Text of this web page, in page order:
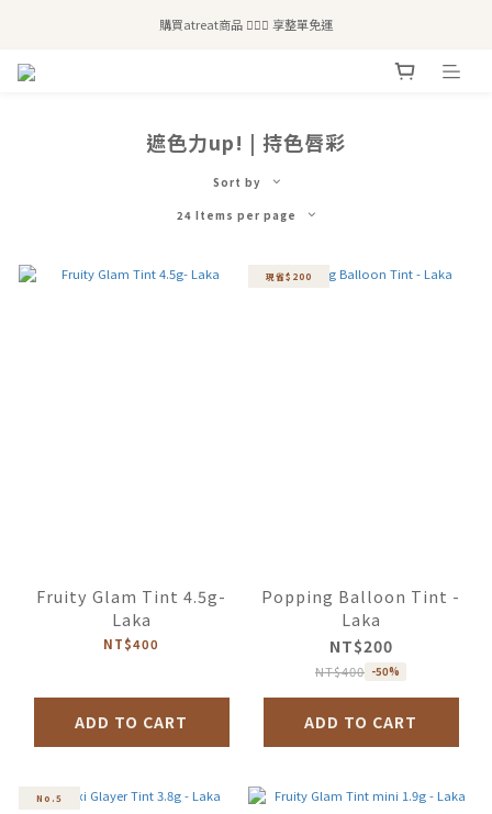
全站滿$2,500免運｜6/30前 含新品滿$1,300超取免運
購買atreat商品 💆🏻‍♀️ 享整單免運
遮色力up! | 持色唇彩
Sort by
24 Items per page
Fruity Glam Tint 4.5g-
Laka
NT$400
ADD TO CART
現省$200
Popping Balloon Tint -
Laka
NT$200
NT$400 -50%
ADD TO CART
No.5